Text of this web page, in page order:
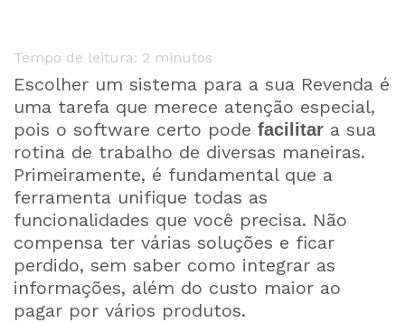
Tempo de leitura: 2 minutos
Escolher um sistema para a sua Revenda é
uma tarefa que merece atenção especial,
pois o software certo pode facilitar a sua
rotina de trabalho de diversas maneiras.
Primeiramente, é fundamental que a
ferramenta unifique todas as
funcionalidades que você precisa. Não
compensa ter várias soluções e ficar
perdido, sem saber como integrar as
informações, além do custo maior ao
pagar por vários produtos.